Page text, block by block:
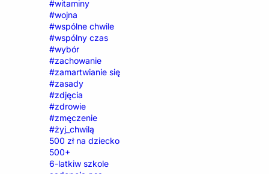
#witaminy
#wojna
#wspólne chwile
#wspólny czas
#wybór
#zachowanie
#zamartwianie się
#zasady
#zdjęcia
#zdrowie
#zmęczenie
#żyj_chwilą
500 zł na dziecko
500+
6-latkiw szkole